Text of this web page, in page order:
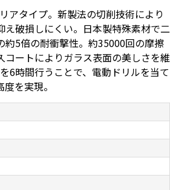
の皆様）
様）
ー
アタイプ。新製法の切削技術により
え破損しにくい。日本製特殊素材で二
約5倍の耐衝撃性。約35000回の摩擦
コートによりガラス表面の美しさを維
6時間行うことで、電動ドリルを当て
を実現。